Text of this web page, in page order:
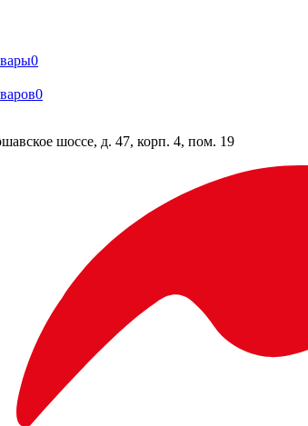
0
0
шоссе, д. 47, корп. 4, пом. 19